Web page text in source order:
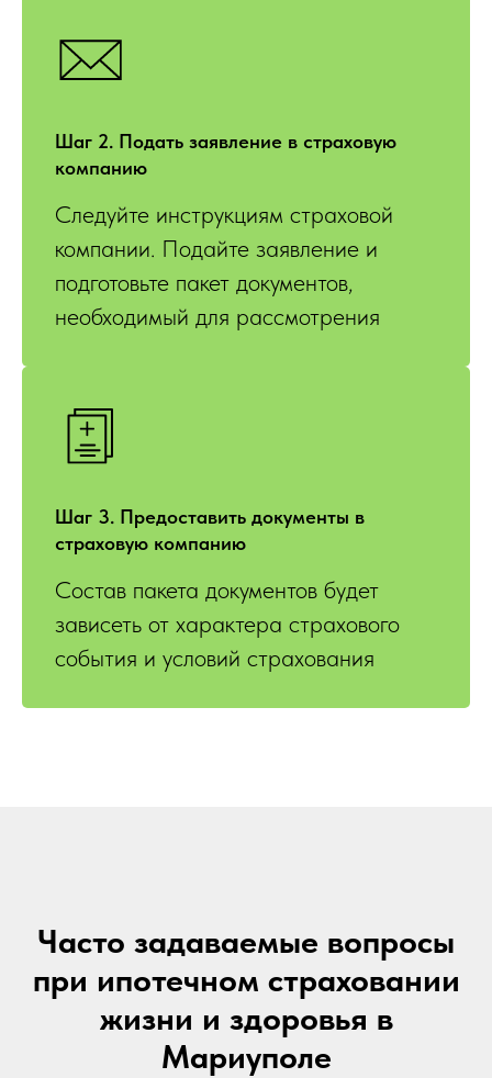
Шаг 2. Подать заявление в страховую
компанию
Следуйте инструкциям страховой
компании. Подайте заявление и
подготовьте пакет документов,
необходимый для рассмотрения
Шаг 3. Предоставить документы в
страховую компанию
Состав пакета документов будет
зависеть от характера страхового
события и условий страхования
Часто задаваемые вопросы
при ипотечном страховании
жизни и здоровья в
Мариуполе